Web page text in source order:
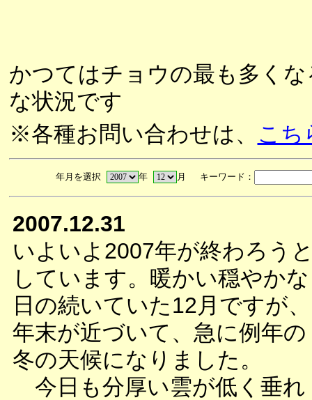
かつてはチョウの最も多く
な状況です
※各種お問い合わせは、 こち
年月を選択 年 月 キーワード：
2007.12.31
いよいよ2007年が終わろう
しています。暖かい穏やかな
日の続いていた12月ですが、
年末が近づいて、急に例年の
冬の天候になりました。
今日も分厚い雲が低く垂れ